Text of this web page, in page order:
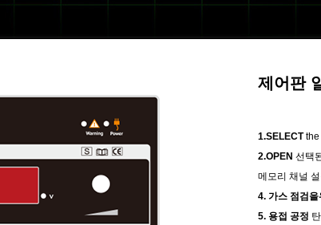
제어판
1.SELECTthe
2.OPEN 선택
메모리 채널
4. 가스 점검을
5. 용접 공정